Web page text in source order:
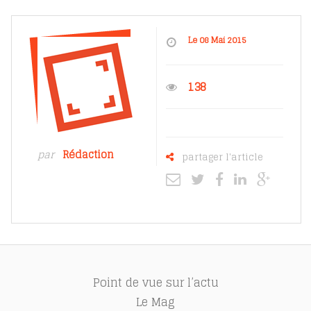
par Rédaction
Le 08 Mai 2015
138
partager l'article
Point de vue sur l’actu
Le Mag